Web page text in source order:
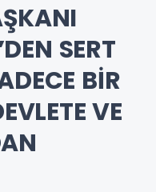
SERT
BİR
VE